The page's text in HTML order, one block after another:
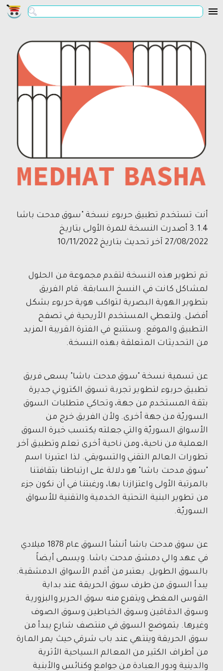
أنت تستخدم تطبيق حربوء نسخة "سوق مدحت باشا
3.1.4 أصدرت النسخة للمرة الأولى بتاريخ
27/08/2022 آخر تحديث بتاريخ
تم تطوير هذه النسخة لتقدم مجموعة من الحلول
لمشاكل كانت في النسخ السابقة. قام الفريق
بتطوير الهوية البصرية لتواكب هوية حربوء بشكل
أفضل. ولتعطي المستخدم الأريحية في تصفح
التطبيق والموقع. وستتبع في الفترة القريبة المزيد
من التحديثات المتعلقة بهذه النسخة.
عن تسمية نسخة "سوق مدحت باشا" يسعى فريق
تطبيق حربوء لتطوير تجربة تسوق الكتروني جديرة
بثقة المستخدم من جهة، وتحاكي متطلبات السوق
السوريّة من جهة أخرى. ولأن الفريق خرج من
الأسواق السوريّة والتي جعلته يكتسب خبرة السوق
العملية من ناحية، ومن ناحية أخرى تعلم وتطبيق آخر
تطورات العالم التقني والتسويقي. لذا اعتبرنا اسم
"سوق مدحت باشا" هو دلالة على ارتباطنا بثقافتنا
بالمرتبة الأولى واعتزازنا بها، ورغبتنا في أن نكون جزء
من تطوير البنية التحتية الخدمية والتقنية للأسواق
السوريّة.
عن سوق مدحت باشا أنشأ السوق عام 1878 ميلادي
في عهد والي دمشق مدحت باشا. ويسمى أيضاً
بالسوق الطويل. يعتبر من أقدم الأسواق الدمشقية.
يبدأ السوق من طرف سوق الحريقة عند بداية
القوس المغطى ويتفرع منه سوق الحرير والبزورية
وسوق الدقاقين وسوق الخياطين وسوق الصوف
وغيرها. يتموضع السوق في منتصف شارع يبدأ من
سوق الحريقة وينتهي عند باب شرقي حيث يمر المارة
من أطراف الكثير من المعالم السياحية الأثرية
والدينية ودور العبادة من جوامع وكنائس والأبنية